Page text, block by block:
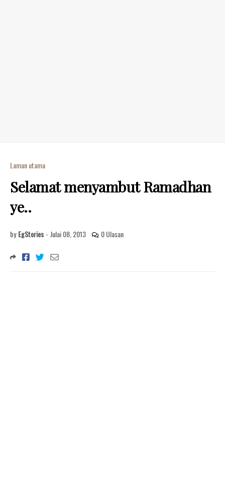
Laman utama
Selamat menyambut Ramadhan
ye..
by EgStories - Julai 08, 2013 0 Ulasan